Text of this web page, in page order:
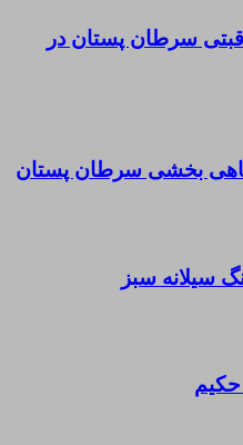
سرطان پستان در
بخشی سرطان پستان
سیلانه سبز
حکیم